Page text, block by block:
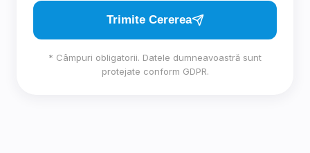
Trimite Cererea
* Câmpuri obligatorii. Datele dumneavoastră sunt
protejate conform GDPR.